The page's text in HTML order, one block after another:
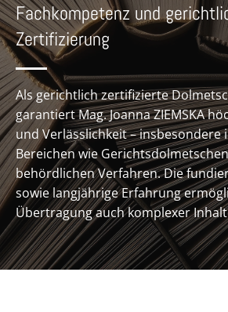
Fachkompetenz und
Zertifizierung
Als gerichtlich zertifizierte
garantiert Mag. Joanna ZIEMSKA
und Verlässlichkeit – insbesondere
Bereichen wie
behördlichen Verfahren. Die
sowie langjährige Erfahrung
Übertragung auch komplexer